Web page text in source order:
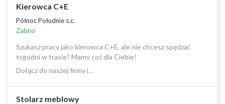
Kierowca C+E
Północ Południe s.c.
Żabno
Szukasz pracy jako kierowca C+E, ale nie chcesz spędzać
tygodni w trasie? Mamy coś dla Ciebie!
Dołącz do naszej firmy i…
Stolarz meblowy